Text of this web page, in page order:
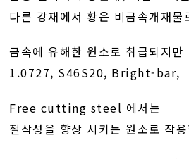
다른 강재에서 황은 비금속개재물
금속에 유해한 원소로 취급되지만
1.0727, S46S20, Bright-bar,
Free cutting steel 에서는
절삭성을 향상 시키는 원소로 작